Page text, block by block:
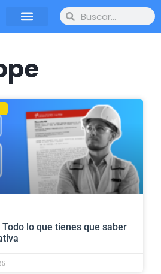
lo que tienes que saber